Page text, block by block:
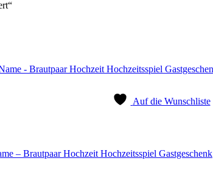
Auf die Wunschliste
– Brautpaar Hochzeit Hochzeitsspiel Gastgeschenk